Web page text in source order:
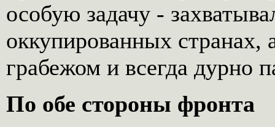
особую задачу -
оккупированных странах,
грабежом и всегда дурно
По обе стороны фронта